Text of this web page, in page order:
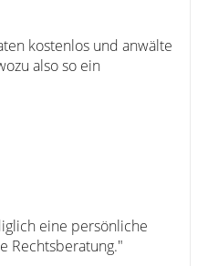
kostenlos und anwälte
also so ein
eine persönliche
Rechtsberatung."